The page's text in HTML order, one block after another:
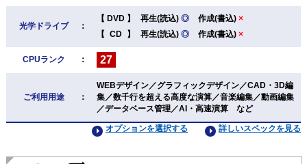
光学ドライブ ：
【 DVD 】 再生(読込) ◎ 作成(書込) ×
【 CD 】 再生(読込) ◎ 作成(書込) ×
CPUランク ： 27
ご利用用途 ：
WEBデザイン／グラフィックデザイン／CAD・3D編
集／数千行を超える高度な演算／音楽編集／動画編集
／データベース管理／AI・高速演算 など
詳しいスペックを見る
オプションを選択する